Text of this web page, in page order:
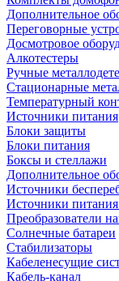
Дополнительное
Переговорные
Досмотровое
Алкотестеры
Ручные
Стационарные
Температурный
Источники питания
Блоки защиты
Блоки питания
Боксы и стеллажи
Дополнительное
Источники
Источники
Преобразователи
Солнечные батареи
Стабилизаторы
Кабеленесущие
Кабель-канал